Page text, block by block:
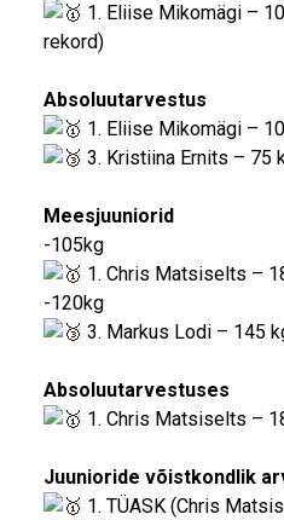
1. Eliise Mikomägi –
rekord)
Absoluutarvestus
1. Eliise Mikomägi –
3. Kristiina Ernits – 75
Meesjuuniorid
-105kg
1. Chris Matsiselts –
-120kg
3. Markus Lodi – 145
Absoluutarvestuses
1. Chris Matsiselts –
Juunioride võistkondlik
1. TÜASK (Chris